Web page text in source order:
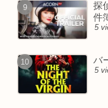
探
件
5
バ
5